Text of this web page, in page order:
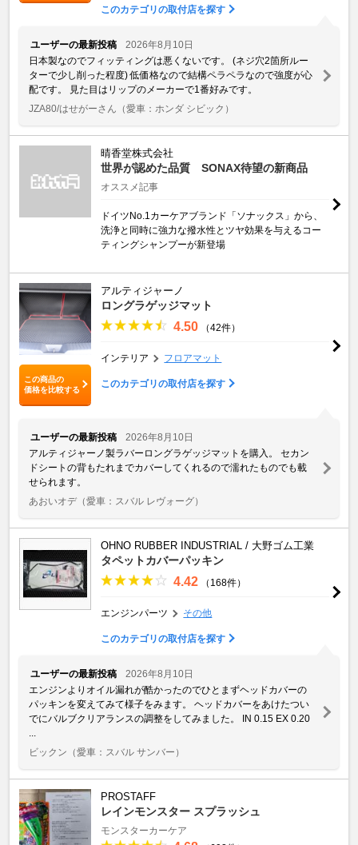
このカテゴリの取付店を探す
ユーザーの最新投稿
2026年8月10日
日本製なのでフィッティングは悪くないです。 (ネジ穴2箇所ルー
ターで少し削った程度) 低価格なので結構ペラペラなので強度が心
配です。 見た目はリップのメーカーで1番好みです。
JZA80/はせがーさん （愛車：ホンダ シビック）
晴香堂株式会社
世界が認めた品質 SONAX待望の新商品
オススメ記事
ドイツNo.1カーケアブランド「ソナックス」から、
洗浄と同時に強力な撥水性とツヤ効果を与えるコー
ティングシャンプーが新登場
この商品の
価格を比較する
アルティジャーノ
ロングラゲッジマット
4.50 （42件）
インテリア フロアマット
このカテゴリの取付店を探す
ユーザーの最新投稿
2026年8月10日
アルティジャーノ製ラバーロングラゲッジマットを購入。 セカン
ドシートの背もたれまでカバーしてくれるので濡れたものでも載
せられます。
あおいオデ（愛車：スバル レヴォーグ）
OHNO RUBBER INDUSTRIAL / 大野ゴム工業
タペットカバーパッキン
4.42 （168件）
エンジンパーツ その他
このカテゴリの取付店を探す
ユーザーの最新投稿
2026年8月10日
エンジンよりオイル漏れが酷かったのでひとまずヘッドカバーの
パッキンを変えてみて様子をみます。 ヘッドカバーをあけたつい
でにバルブクリアランスの調整をしてみました。 IN 0.15 EX 0.20
ビックン （愛車：スバル サンバー）
PROSTAFF
レインモンスター スプラッシュ
モンスターカーケア